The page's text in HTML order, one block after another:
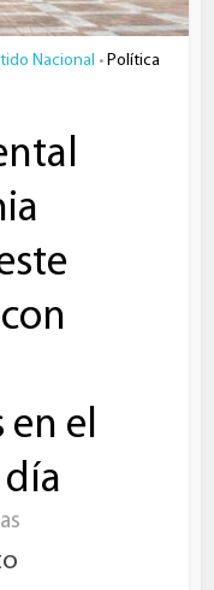
Nacional • Política
en el